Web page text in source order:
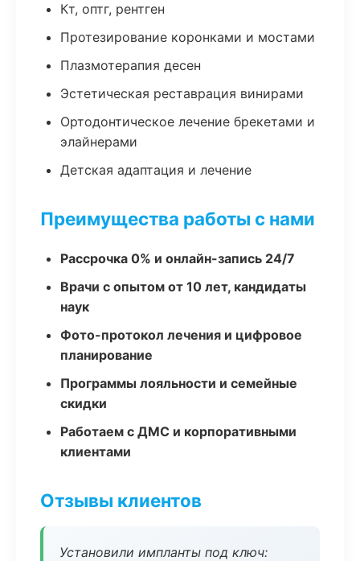
Кт, оптг, рентген
Протезирование коронками и мостами
Плазмотерапия десен
Эстетическая реставрация винирами
Ортодонтическое лечение брекетами и
элайнерами
Детская адаптация и лечение
Преимущества работы с нами
Рассрочка 0% и онлайн-запись 24/7
Врачи с опытом от 10 лет, кандидаты
наук
Фото-протокол лечения и цифровое
планирование
Программы лояльности и семейные
скидки
Работаем с ДМС и корпоративными
клиентами
Отзывы клиентов
Установили импланты под ключ: